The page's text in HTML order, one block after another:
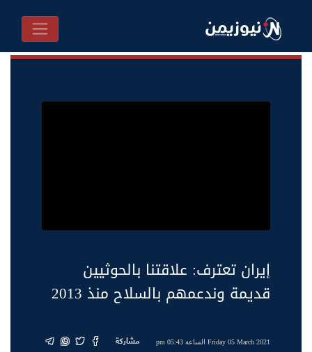
إيران تعترف: علاقتنا بالحوثيين
قديمة وندعمهم بالسلاح منذ 2013
Friday 05 March 2021 الساعة 05:43 pm مشاركة